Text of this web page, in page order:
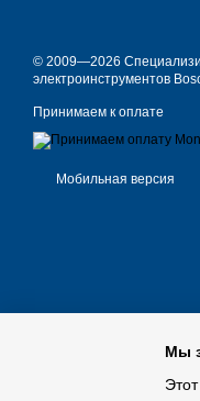
© 2009—2026
электроинструментов
Принимаем к оплате
Мобильная версия
Мы